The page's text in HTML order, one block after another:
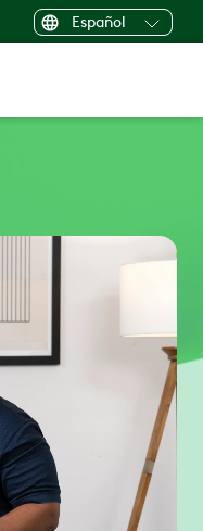
Español